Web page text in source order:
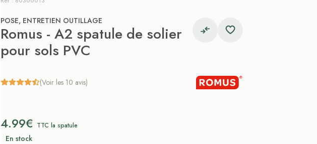
POSE, ENTRETIEN OUTILLAGE
Romus - A2 spatule de solier
pour sols PVC
(Voir les 10 avis)
4.99€ TTC la spatule
En stock